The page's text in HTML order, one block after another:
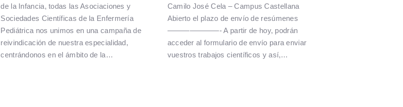
de la Infancia, todas las Asociaciones y
Sociedades Científicas de la Enfermería
Pediátrica nos unimos en una campaña de
reivindicación de nuestra especialidad,
centrándonos en el ámbito de la…
Camilo José Cela – Campus Castellana
Abierto el plazo de envío de resúmenes
———————- A partir de hoy, podrán
acceder al formulario de envío para enviar
vuestros trabajos científicos y así,…